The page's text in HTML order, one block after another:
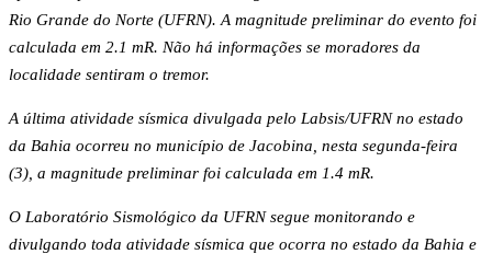
Rio Grande do Norte (UFRN). A magnitude preliminar do evento foi
calculada em 2.1 mR. Não há informações se moradores da
localidade sentiram o tremor.
A última atividade sísmica divulgada pelo Labsis/UFRN no estado
da Bahia ocorreu no município de Jacobina, nesta segunda-feira
(3), a magnitude preliminar foi calculada em 1.4 mR.
O Laboratório Sismológico da UFRN segue monitorando e
divulgando toda atividade sísmica que ocorra no estado da Bahia e